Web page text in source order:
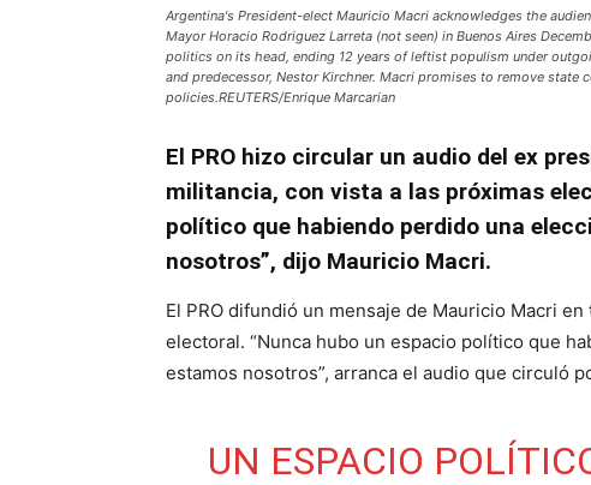
Argentina's President-elect Mauricio Macri acknowledges the
Mayor Horacio Rodriguez Larreta (not seen) in Buenos Aires
politics on its head, ending 12 years of leftist populism under
and predecessor, Nestor Kirchner. Macri promises to remove
policies.REUTERS/Enrique Marcarian
El PRO hizo circular un audio del ex
militancia, con vista a las próximas
político que habiendo perdido una
nosotros”, dijo Mauricio Macri.
El PRO difundió un mensaje de Mauricio Macri
electoral. “Nunca hubo un espacio político que
estamos nosotros”, arranca el audio que circuló
UN ESPACIO